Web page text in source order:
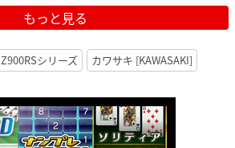
もっと見る
Z900RSシリーズ カワサキ [KAWASAKI]